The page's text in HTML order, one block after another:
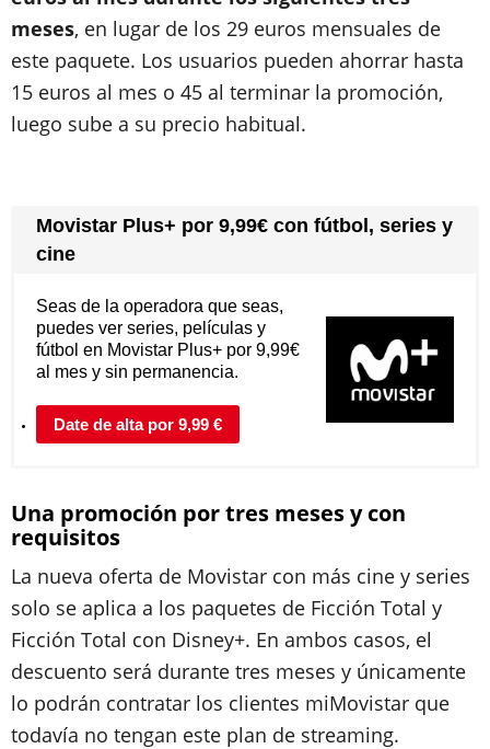
meses, en lugar de los 29 euros mensuales de
este paquete. Los usuarios pueden ahorrar hasta
15 euros al mes o 45 al terminar la promoción,
luego sube a su precio habitual.
Movistar Plus+ por 9,99€ con fútbol, series y
cine
Date de alta por 9,99 €
Seas de la operadora que seas,
puedes ver series, películas y
fútbol en Movistar Plus+ por 9,99€
al mes y sin permanencia.
Una promoción por tres meses y con
requisitos
La nueva oferta de Movistar con más cine y series
solo se aplica a los paquetes de Ficción Total y
Ficción Total con Disney+. En ambos casos, el
descuento será durante tres meses y únicamente
lo podrán contratar los clientes miMovistar que
todavía no tengan este plan de streaming.